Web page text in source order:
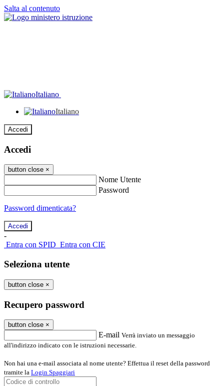
Salta al contenuto
Italiano
Italiano
Accedi
Accedi
button close ×
Nome Utente
Password
Password dimenticata?
-
Entra con SPID Entra con CIE
Seleziona utente
button close ×
Recupero password
button close ×
E-mail Verrà inviato un messaggio
all'indirizzo indicato con le istruzioni necessarie.
Non hai una e-mail associata al nome utente? Effettua il reset della password
tramite la Login Spaggiari